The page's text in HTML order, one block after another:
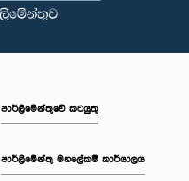
පාර්ලිමේන්තුවේ කටයුතු
පාර්ලිමේන්තු මහලේකම් කාර්යාලය